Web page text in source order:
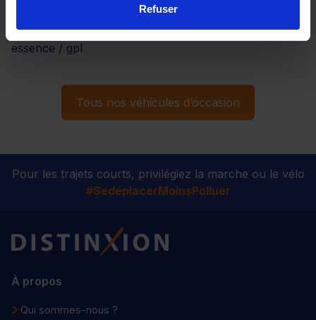
Refuser
Dacia sandero à boîte manuelle essence hybride
Dacia sandero à boîte manuelle bicarburation
essence / gpl
Tous nos véhicules d’occasion
Pour les trajets courts, privilégiez la marche ou le vélo
#SedéplacerMoinsPolluer
Distinxion
À propos
Qui sommes-nous ?